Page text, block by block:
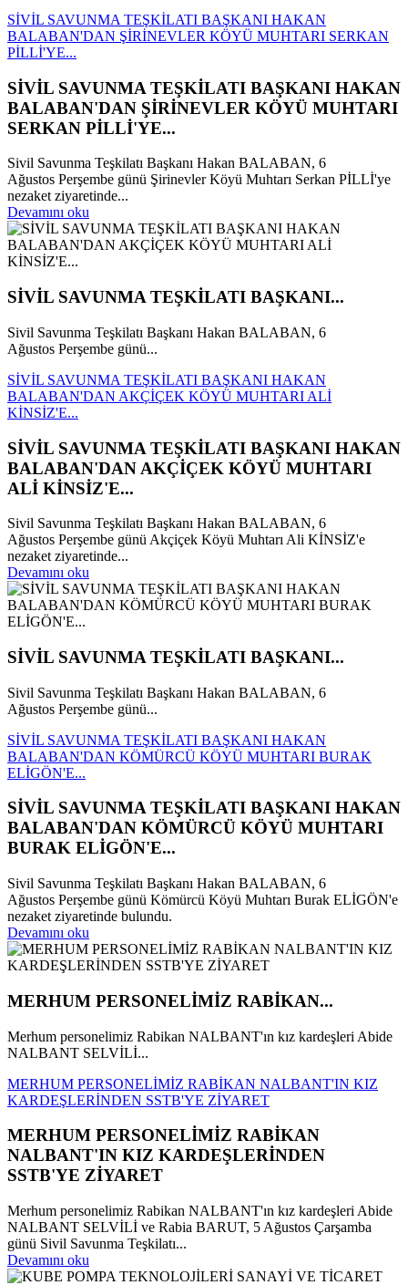
SİVİL SAVUNMA TEŞKİLATI BAŞKANI HAKAN
BALABAN'DAN ŞİRİNEVLER KÖYÜ MUHTARI SERKAN
PİLLİ'YE...
SİVİL SAVUNMA TEŞKİLATI BAŞKANI HAKAN
BALABAN'DAN ŞİRİNEVLER KÖYÜ MUHTARI
SERKAN PİLLİ'YE...
Sivil Savunma Teşkilatı Başkanı Hakan BALABAN, 6
Ağustos Perşembe günü Şirinevler Köyü Muhtarı Serkan PİLLİ'ye
nezaket ziyaretinde...
Devamını oku
SİVİL SAVUNMA TEŞKİLATI BAŞKANI...
Sivil Savunma Teşkilatı Başkanı Hakan BALABAN, 6
Ağustos Perşembe günü...
SİVİL SAVUNMA TEŞKİLATI BAŞKANI HAKAN
BALABAN'DAN AKÇİÇEK KÖYÜ MUHTARI ALİ
KİNSİZ'E...
SİVİL SAVUNMA TEŞKİLATI BAŞKANI HAKAN
BALABAN'DAN AKÇİÇEK KÖYÜ MUHTARI
ALİ KİNSİZ'E...
Sivil Savunma Teşkilatı Başkanı Hakan BALABAN, 6
Ağustos Perşembe günü Akçiçek Köyü Muhtarı Ali KİNSİZ'e
nezaket ziyaretinde...
Devamını oku
SİVİL SAVUNMA TEŞKİLATI BAŞKANI...
Sivil Savunma Teşkilatı Başkanı Hakan BALABAN, 6
Ağustos Perşembe günü...
SİVİL SAVUNMA TEŞKİLATI BAŞKANI HAKAN
BALABAN'DAN KÖMÜRCÜ KÖYÜ MUHTARI BURAK
ELİGÖN'E...
SİVİL SAVUNMA TEŞKİLATI BAŞKANI HAKAN
BALABAN'DAN KÖMÜRCÜ KÖYÜ MUHTARI
BURAK ELİGÖN'E...
Sivil Savunma Teşkilatı Başkanı Hakan BALABAN, 6
Ağustos Perşembe günü Kömürcü Köyü Muhtarı Burak ELİGÖN'e
nezaket ziyaretinde bulundu.
Devamını oku
MERHUM PERSONELİMİZ RABİKAN...
Merhum personelimiz Rabikan NALBANT'ın kız kardeşleri Abide
NALBANT SELVİLİ...
MERHUM PERSONELİMİZ RABİKAN NALBANT'IN KIZ
KARDEŞLERİNDEN SSTB'YE ZİYARET
MERHUM PERSONELİMİZ RABİKAN
NALBANT'IN KIZ KARDEŞLERİNDEN
SSTB'YE ZİYARET
Merhum personelimiz Rabikan NALBANT'ın kız kardeşleri Abide
NALBANT SELVİLİ ve Rabia BARUT, 5 Ağustos Çarşamba
günü Sivil Savunma Teşkilatı...
Devamını oku